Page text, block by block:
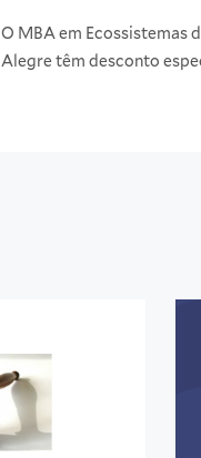
O MBA em Ecossistemas
Alegre têm desconto